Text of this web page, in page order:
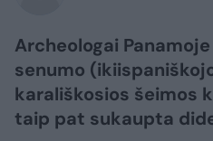
Archeologai
senumo
karališkosios šeimos
taip pat sukaupta